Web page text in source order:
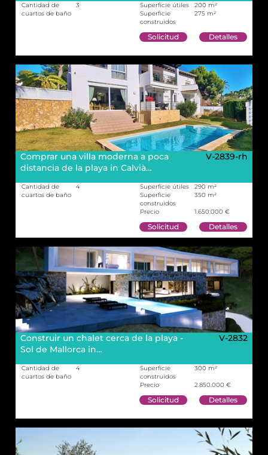
Cantidad de
cuartos de baño
3 Superficie útiles
200 m²
Superficie
construidos
275 m²
Detalles
Solicitud
Comprar una villa moderna a poca
distancia de la playa in Calvià…
V-2839-rh
Cantidad de
cuartos de baño
4 Superficie útiles
290 m²
Superficie
construidos
350 m²
Precio 1.650.000 €
Detalles
Solicitud
Construir un chalet cerca de la playa -
Sol de Mallorca in…
V-2832
Cantidad de
cuartos de baño
4
Superficie
construidos
300 m²
Precio 2.850.000 €
Detalles
Solicitud